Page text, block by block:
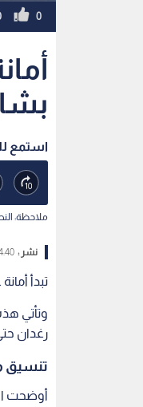
0
استمع
ملاحظة:
نشر :2026/7/28
تبدأ
وتأتي
رغدان
تنسيق
أوضحت